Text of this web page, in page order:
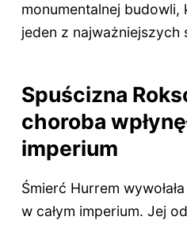
monumentalnej
jeden z najważniejszych
Spuścizna
choroba
imperium
Śmierć Hurrem
w całym imperium. Jej